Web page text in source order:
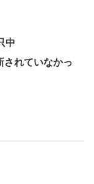
中
されていなかっ